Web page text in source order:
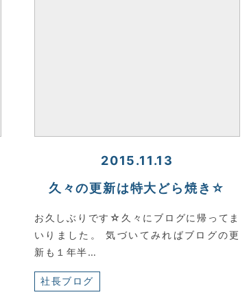
2015.11.13
久々の更新は特大どら焼き☆
お久しぶりです☆久々にブログに帰ってま
いりました。 気づいてみればブログの更
新も１年半…
社長ブログ